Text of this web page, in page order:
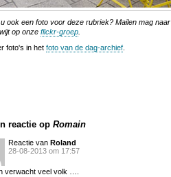
ook een foto voor deze rubriek? Mailen mag naar
op onze flickr-groep
foto's in het foto van de dag-archief
reactie op Romain
Reactie van Roland
28-08-2013 om 17:57
verwacht veel volk ….